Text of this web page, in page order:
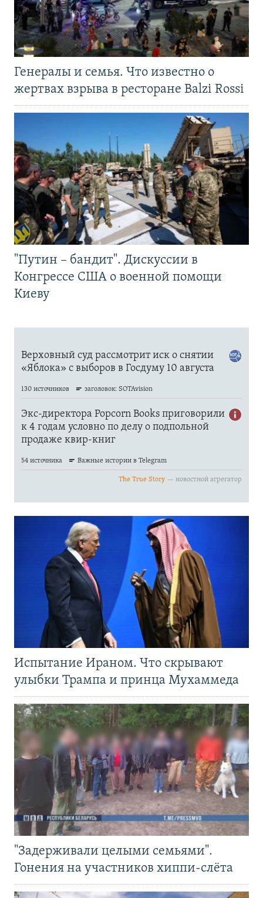
Генералы и семья. Что известно о
жертвах взрыва в ресторане Balzi Rossi
"Путин – бандит". Дискуссии в
Конгрессе США о военной помощи
Киеву
Испытание Ираном. Что скрывают
улыбки Трампа и принца Мухаммеда
"Задерживали целыми семьями".
Гонения на участников хиппи-слёта